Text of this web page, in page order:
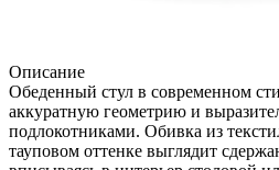
Описание
Обеденный стул в современном
аккуратную геометрию и
подлокотниками. Обивка из
тауповом оттенке выглядит